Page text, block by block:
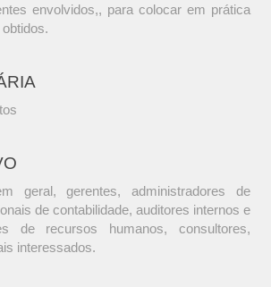
envolvidos,, para colocar em prática
geral, gerentes, administradores de
de contabilidade, auditores internos e
de recursos humanos, consultores,
interessados.